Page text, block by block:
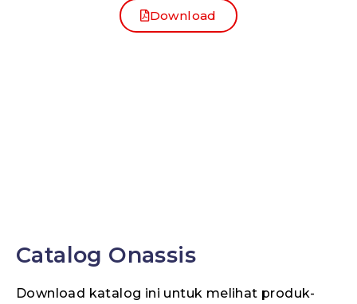
Download
Catalog Onassis
Download katalog ini untuk melihat produk-